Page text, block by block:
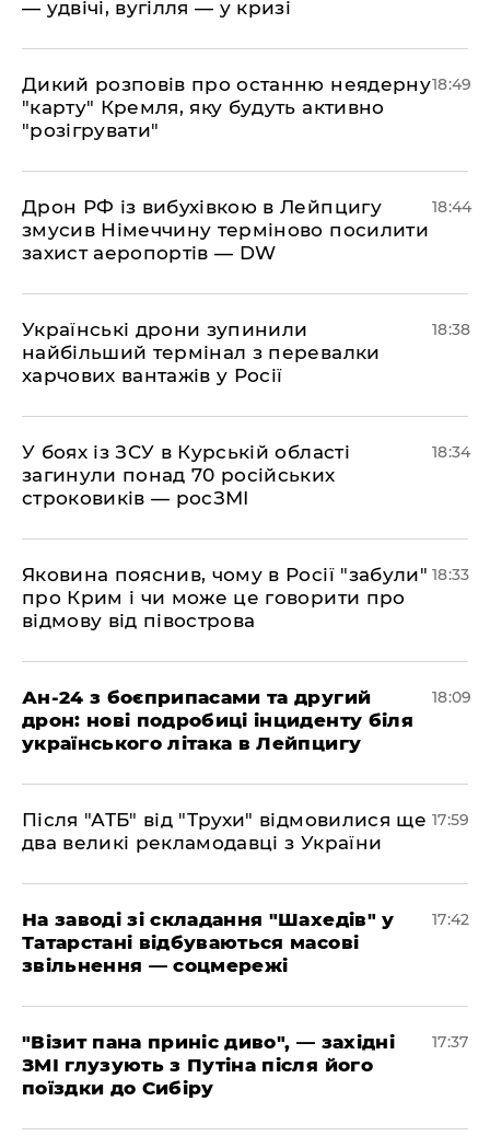
— удвічі, вугілля — у кризі
​Дикий розповів про останню неядерну
"карту" Кремля, яку будуть активно
"розігрувати"
18:49
​Дрон РФ із вибухівкою в Лейпцигу
змусив Німеччину терміново посилити
захист аеропортів — DW
18:44
​Українські дрони зупинили
найбільший термінал з перевалки
харчових вантажів у Росії
18:38
​У боях із ЗСУ в Курській області
загинули понад 70 російських
строковиків — росЗМІ
18:34
​Яковина пояснив, чому в Росії "забули"
про Крим і чи може це говорити про
відмову від півострова
18:33
​Ан-24 з боєприпасами та другий
дрон: нові подробиці інциденту біля
українського літака в Лейпцигу
18:09
​Після "АТБ" від "Трухи" відмовилися ще
два великі рекламодавці з України
17:59
​На заводі зі складання "Шахедів" у
Татарстані відбуваються масові
звільнення — соцмережі
17:42
"Візит пана приніс диво", — західні
ЗМІ глузують з Путіна після його
поїздки до Сибіру
17:37